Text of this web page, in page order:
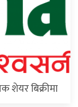
शेयर बिक्रीमा